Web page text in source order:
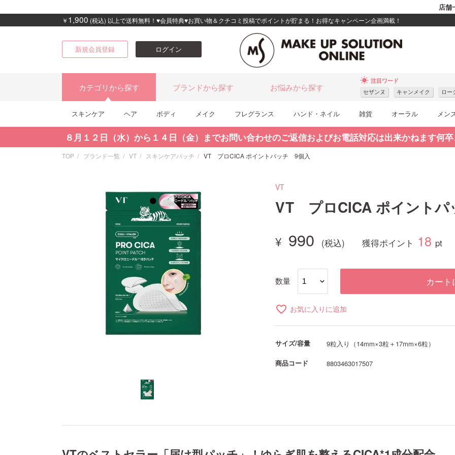
店舗
￥ 1,900 (税込) 以上で送料無料！♥会員特典♥お買い物＆クチコミ投稿でポイントが貯まる！お得なキャンペーン企画満載！
新規会員登録 ログイン
カテゴリから探す ブランドから探す お悩みから探す
wb_sunny 注目ワード
セザンヌ キャンメイク ロー
スキンケア ヘア ボディ メイク フレグランス ハンド・ネイル 雑貨 オーラル メン
８月１２日（水）から１４日（金）までお問い合わせのご返信およびお電話対応は出来かねます何
TOP ブランド一覧 VT スキンケアパッチ VT プロCICA ポイントパッチ 9個入
VT
VT プロCICA ポイント
990 獲得ポイント 18 pt
数量 カー
favorite_border お気に入りに追加
サイズ/容量
9粒入り（14mm×3粒＋17mm×6粒）
商品コード
8803463017507